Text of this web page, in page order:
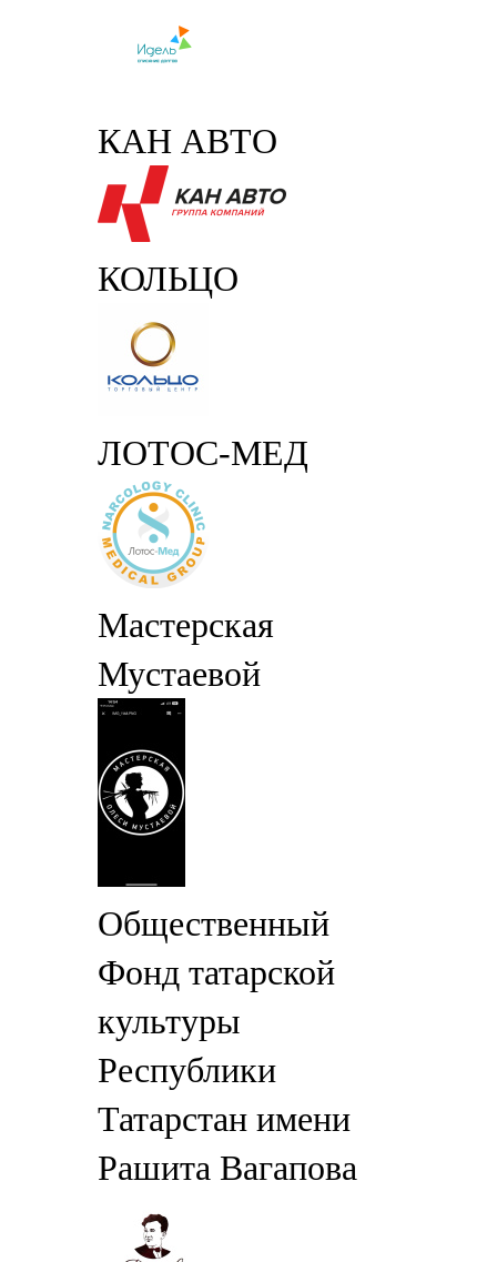
КАН АВТО
КОЛЬЦО
ЛОТОС-МЕД
Мастерская
Мустаевой
Общественный
Фонд татарской
культуры
Республики
Татарстан имени
Рашита Вагапова